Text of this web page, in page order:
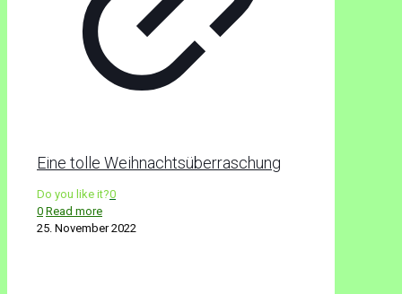
Eine tolle Weihnachtsüberraschung
Do you like it?0
0 Read more
25. November 2022